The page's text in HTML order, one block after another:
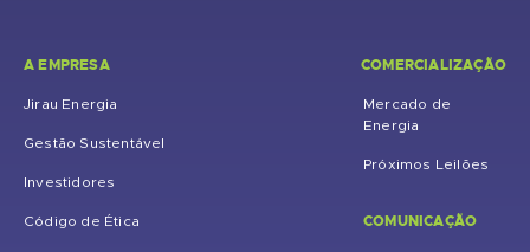
A EMPRESA
Jirau Energia
Gestão Sustentável
Investidores
Código de Ética
COMERCIALIZAÇÃO
Mercado de
Energia
Próximos Leilões
COMUNICAÇÃO